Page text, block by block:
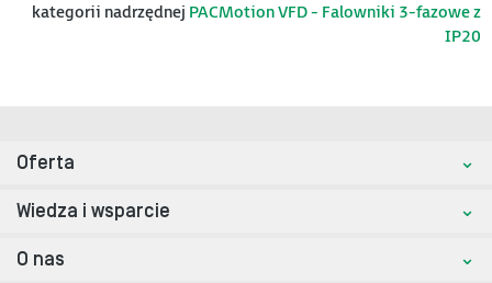
kategorii nadrzędnej PACMotion VFD - Falowniki 3-fazowe z
IP20
Oferta
Wiedza i wsparcie
O nas